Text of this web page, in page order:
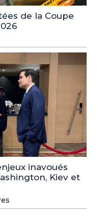
de la Coupe
inavoués
Kiev et